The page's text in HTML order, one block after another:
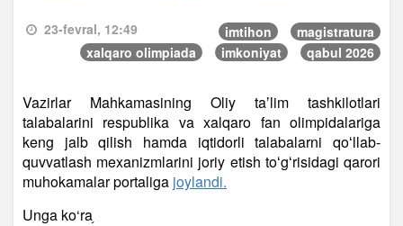
23-fevral, 12:49 imtihon
magistratura
xalqaro olimpiada
imkoniyat qabul 2026
Vazirlar Mahkamasining Oliy taʼlim tashkilotlari
talabalarini respublika va xalqaro fan olimpidalariga
keng jalb qilish hamda iqtidorli talabalarni qoʻllab-
quvvatlash mexanizmlarini joriy etish toʻgʻrisidagi qarori
muhokamalar portaliga joylandi.
Unga ko‘ra֥